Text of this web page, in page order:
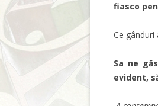
fiasco
Ce
Sa ne
evident,